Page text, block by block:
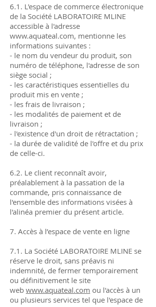
6.1. L'espace de commerce électronique
de la Société LABORATOIRE MLINE
accessible à l'adresse
www.aquateal.com, mentionne les
informations suivantes :
- le nom du vendeur du produit, son
numéro de téléphone, l'adresse de son
siège social ;
- les caractéristiques essentielles du
produit mis en vente ;
- les frais de livraison ;
- les modalités de paiement et de
livraison ;
- l'existence d'un droit de rétractation ;
- la durée de validité de l'offre et du prix
de celle-ci.
6.2. Le client reconnaît avoir,
préalablement à la passation de la
commande, pris connaissance de
l'ensemble des informations visées à
l'alinéa premier du présent article.
7. Accès à l’espace de vente en ligne
7.1. La Société LABORATOIRE MLINE se
réserve le droit, sans préavis ni
indemnité, de fermer temporairement
ou définitivement le site
web www.aquateal.com ou l'accès à un
ou plusieurs services tel que l'espace de